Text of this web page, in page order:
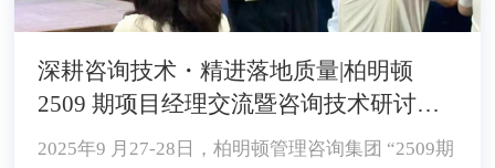
深耕咨询技术・精进落地质量|柏明顿
2509 期项目经理交流暨咨询技术研讨大
会顺利召开
2025年9 月27-28日，柏明顿管理咨询集团 “2509期